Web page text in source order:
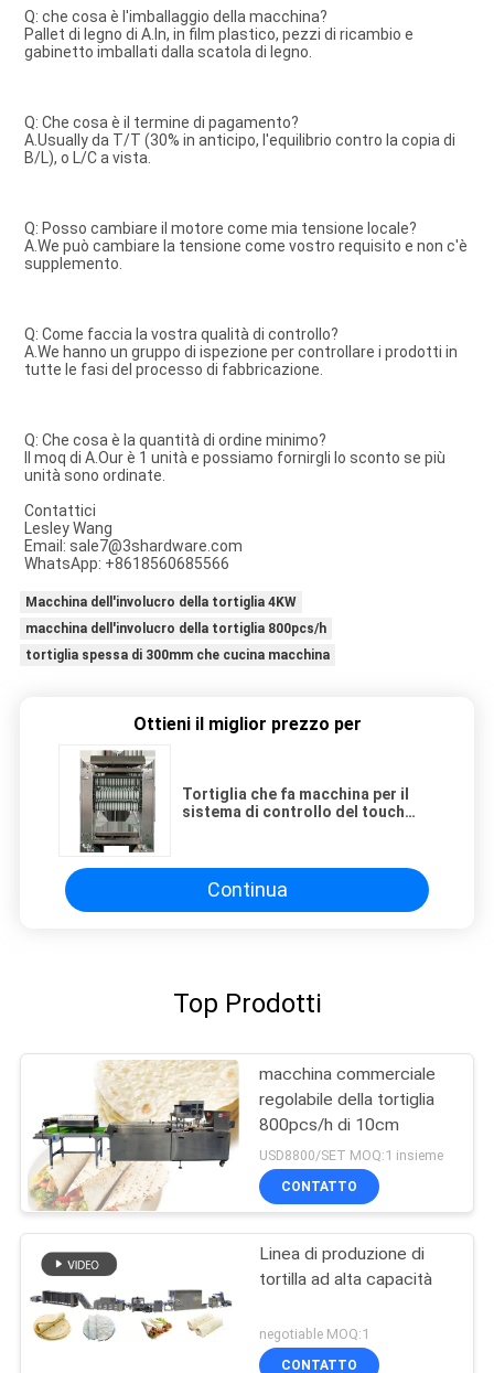
Q: che cosa è l'imballaggio della macchina?
Pallet di legno di A.In, in film plastico, pezzi di ricambio e
gabinetto imballati dalla scatola di legno.
Q: Che cosa è il termine di pagamento?
A.Usually da T/T (30% in anticipo, l'equilibrio contro la copia di
B/L), o L/C a vista.
Q: Posso cambiare il motore come mia tensione locale?
A.We può cambiare la tensione come vostro requisito e non c'è
supplemento.
Q: Come faccia la vostra qualità di controllo?
A.We hanno un gruppo di ispezione per controllare i prodotti in
tutte le fasi del processo di fabbricazione.
Q: Che cosa è la quantità di ordine minimo?
Il moq di A.Our è 1 unità e possiamo fornirgli lo sconto se più
unità sono ordinate.
Contattici
Lesley Wang
Email: sale7@3shardware.com
WhatsApp: +8618560685566
Macchina dell'involucro della tortiglia 4KW
macchina dell'involucro della tortiglia 800pcs/h
tortiglia spessa di 300mm che cucina macchina
Ottieni il miglior prezzo per
Tortiglia che fa macchina per il
sistema di controllo del touch
Continua
Top Prodotti
macchina commerciale
regolabile della tortiglia
800pcs/h di 10cm
USD8800/SET MOQ:1 insieme
CONTATTO
Linea di produzione di
tortilla ad alta capacità
negotiable MOQ:1
CONTATTO